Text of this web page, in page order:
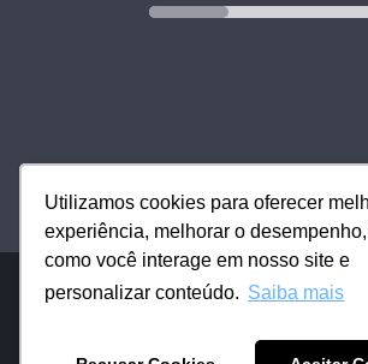
Utilizamos cookies para oferecer
experiência, melhorar o
como você interage em nosso site e
personalizar conteúdo. Saiba mais
Utilizamos cookies para oferecer
experiência, melhorar o
como você interage em nosso site e
personalizar conteúdo. Saiba mais
Olá! Fale
JOTA